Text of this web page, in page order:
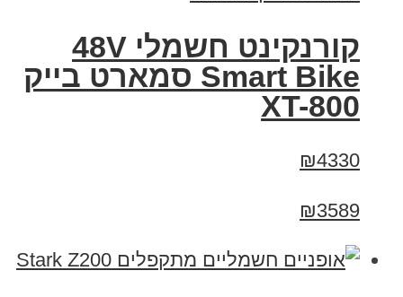
קורנקינט חשמלי 48V
Smart Bike סמארט בייק
XT-800
₪4330
₪3589